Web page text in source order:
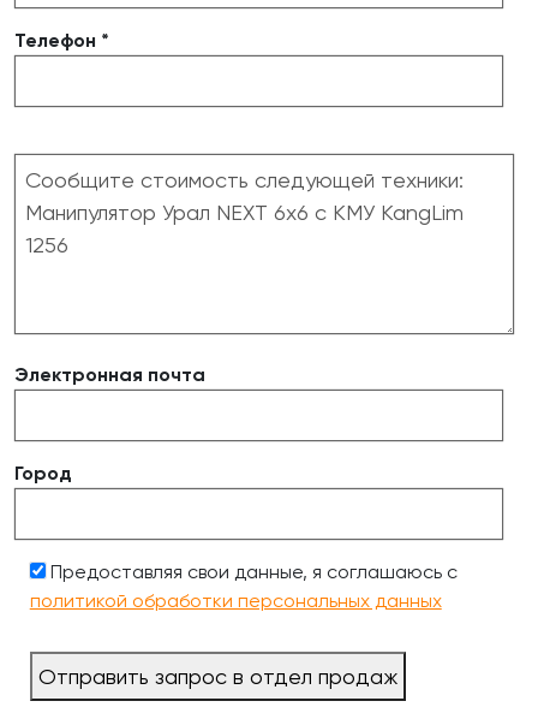
Телефон *
Электронная почта
Город
Предоставляя свои данные, я соглашаюсь с
политикой обработки персональных данных
Отправить запрос в отдел продаж